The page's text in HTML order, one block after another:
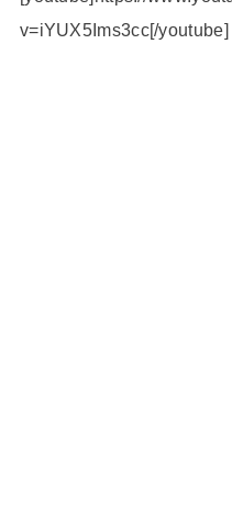
v=iYUX5Ims3cc[/youtube]